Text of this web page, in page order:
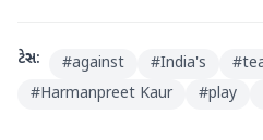
ટેગ્સ: #against #India's #
#Harmanpreet Kaur #play